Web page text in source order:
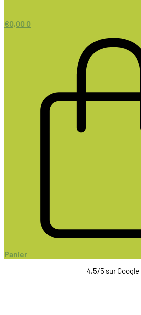
€0,00 0
Panier
4,5/5 sur Google